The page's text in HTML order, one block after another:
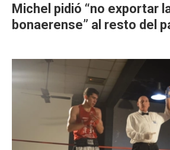
Michel pidió “no exportar
bonaerense” al resto del